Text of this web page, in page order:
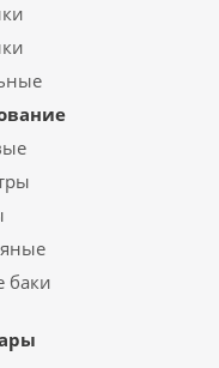
баки